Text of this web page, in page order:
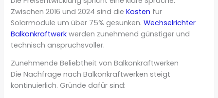
Zwischen 2016 und 2024 sind dieKosten für
Solarmodule um über 75% gesunken.Wechselrichter
Balkonkraftwerk werden zunehmend günstiger und
technisch anspruchsvoller.
Zunehmende Beliebtheit von Balkonkraftwerken
Die Nachfrage nach Balkonkraftwerken steigt
kontinuierlich. Gründe dafür sind: